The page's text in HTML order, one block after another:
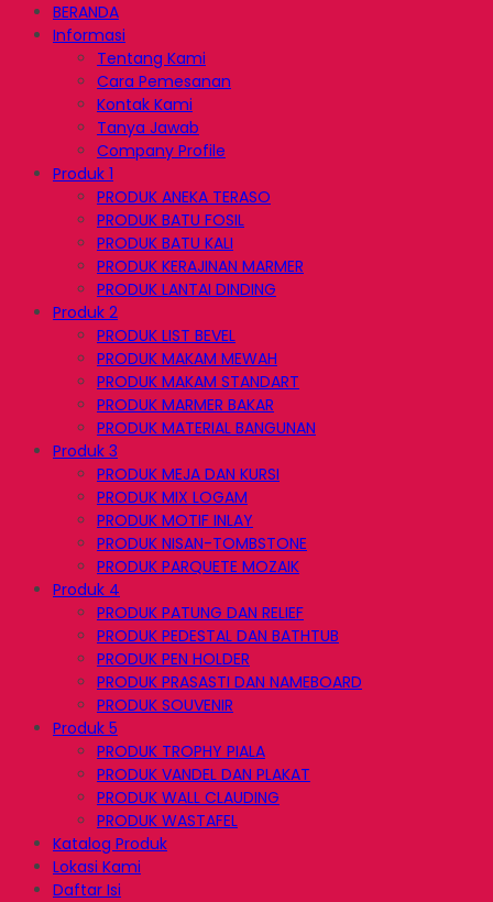
BERANDA
Informasi
Tentang Kami
Cara Pemesanan
Kontak Kami
Tanya Jawab
Company Profile
Produk 1
PRODUK ANEKA TERASO
PRODUK BATU FOSIL
PRODUK BATU KALI
PRODUK KERAJINAN MARMER
PRODUK LANTAI DINDING
Produk 2
PRODUK LIST BEVEL
PRODUK MAKAM MEWAH
PRODUK MAKAM STANDART
PRODUK MARMER BAKAR
PRODUK MATERIAL BANGUNAN
Produk 3
PRODUK MEJA DAN KURSI
PRODUK MIX LOGAM
PRODUK MOTIF INLAY
PRODUK NISAN-TOMBSTONE
PRODUK PARQUETE MOZAIK
Produk 4
PRODUK PATUNG DAN RELIEF
PRODUK PEDESTAL DAN BATHTUB
PRODUK PEN HOLDER
PRODUK PRASASTI DAN NAMEBOARD
PRODUK SOUVENIR
Produk 5
PRODUK TROPHY PIALA
PRODUK VANDEL DAN PLAKAT
PRODUK WALL CLAUDING
PRODUK WASTAFEL
Katalog Produk
Lokasi Kami
Daftar Isi